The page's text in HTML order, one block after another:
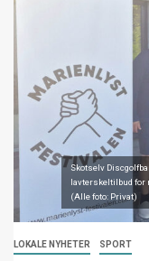
Skotselv
lavterskeltilbud for
(Alle foto: Privat)
LOKALE NYHETER SPORT